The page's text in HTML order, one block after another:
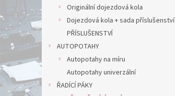
Originální dojezdová kola
Dojezdová kola + sada příslušenství
PŘÍSLUŠENSTVÍ
AUTOPOTAHY
Autopotahy na míru
Autopotahy univerzální
ŘADÍCÍ PÁKY